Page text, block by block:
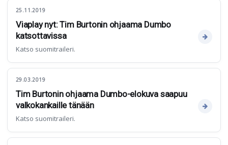
25.11.2019
Viaplay nyt: Tim Burtonin ohjaama Dumbo
katsottavissa
Katso suomitraileri.
29.03.2019
Tim Burtonin ohjaama Dumbo-elokuva saapuu
valkokankaille tänään
Katso suomitraileri.